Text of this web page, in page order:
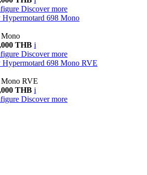
Discover more
Hypermotard 698 Mono
THB i
Discover more
Hypermotard 698 Mono RVE
RVE
THB i
Discover more